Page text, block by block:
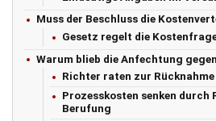
Muss der Beschluss die
Gesetz regelt die
Warum blieb die Anfechtung
Richter raten zur
Prozesskosten senken durch
Berufung